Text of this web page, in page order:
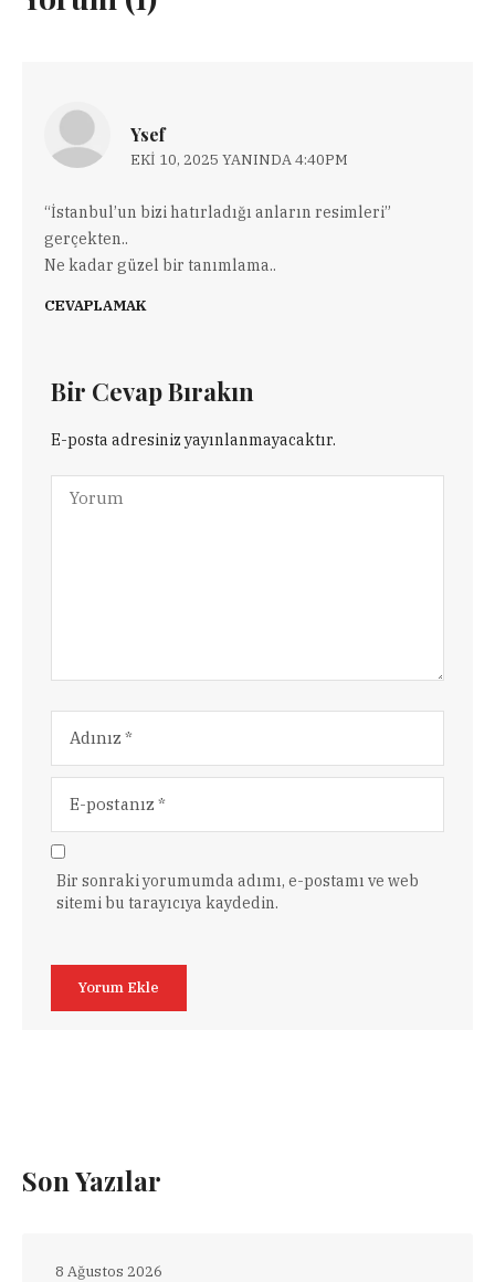
Ysef
EKI 10, 2025 YANINDA 4:40PM
“İstanbul’un bizi hatırladığı anların resimleri”
gerçekten..
Ne kadar güzel bir tanımlama..
CEVAPLAMAK
Bir Cevap Bırakın
E-posta adresiniz yayınlanmayacaktır.
Bir sonraki yorumumda adımı, e-postamı ve web
sitemi bu tarayıcıya kaydedin.
Son Yazılar
8 Ağustos 2026